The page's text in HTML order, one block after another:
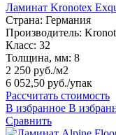
Ламинат Kronotex
Страна: Германия
Производитель:
Класс: 32
Толщина, мм: 8
2 250 руб./м2
6 052,50 руб./упак
Рассчитать стоимость
В избранное В
Сравнить